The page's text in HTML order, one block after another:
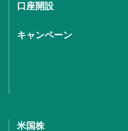
口座開設
キャンペーン
米国株